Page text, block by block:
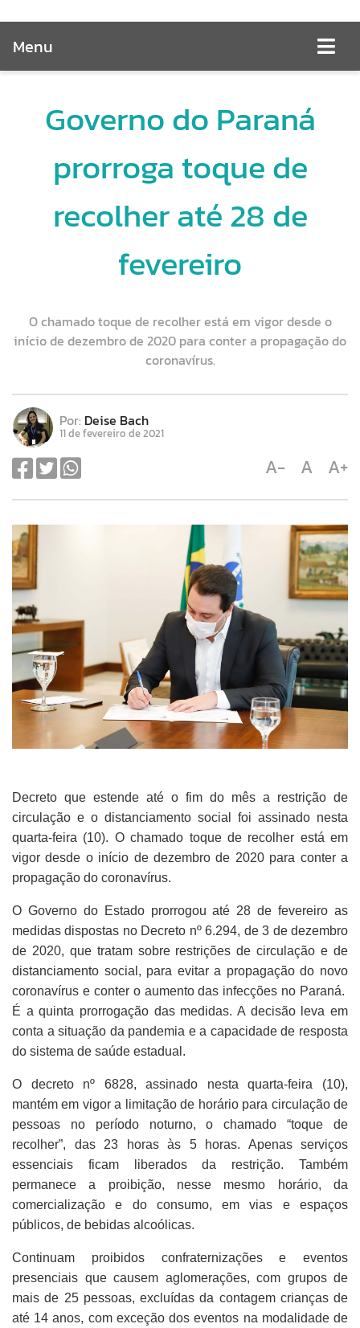
Menu
Governo do Paraná
prorroga toque de
recolher até 28 de
fevereiro
O chamado toque de recolher está em vigor desde o
início de dezembro de 2020 para conter a propagação do
coronavírus.
Por: Deise Bach
11 de fevereiro de 2021
A- A A+
Decreto que estende até o fim do mês a restrição de
circulação e o distanciamento social foi assinado nesta
quarta-feira (10). O chamado toque de recolher está em
vigor desde o início de dezembro de 2020 para conter a
propagação do coronavírus.
O Governo do Estado prorrogou até 28 de fevereiro as
medidas dispostas no Decreto nº 6.294, de 3 de dezembro
de 2020, que tratam sobre restrições de circulação e de
distanciamento social, para evitar a propagação do novo
coronavírus e conter o aumento das infecções no Paraná.
É a quinta prorrogação das medidas. A decisão leva em
conta a situação da pandemia e a capacidade de resposta
do sistema de saúde estadual.
O decreto nº 6828, assinado nesta quarta-feira (10),
mantém em vigor a limitação de horário para circulação de
pessoas no período noturno, o chamado “toque de
recolher”, das 23 horas às 5 horas. Apenas serviços
essenciais ficam liberados da restrição. Também
permanece a proibição, nesse mesmo horário, da
comercialização e do consumo, em vias e espaços
públicos, de bebidas alcoólicas.
Continuam proibidos confraternizações e eventos
presenciais que causem aglomerações, com grupos de
mais de 25 pessoas, excluídas da contagem crianças de
até 14 anos, com exceção dos eventos na modalidade de